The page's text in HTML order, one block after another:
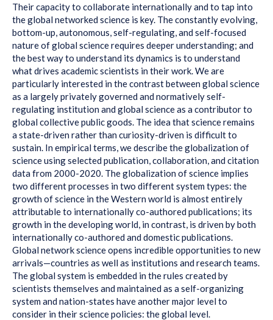
Their capacity to collaborate internationally and to tap into
the global networked science is key. The constantly evolving,
bottom-up, autonomous, self-regulating, and self-focused
nature of global science requires deeper understanding; and
the best way to understand its dynamics is to understand
what drives academic scientists in their work. We are
particularly interested in the contrast between global science
as a largely privately governed and normatively self-
regulating institution and global science as a contributor to
global collective public goods. The idea that science remains
a state-driven rather than curiosity-driven is difficult to
sustain. In empirical terms, we describe the globalization of
science using selected publication, collaboration, and citation
data from 2000-2020. The globalization of science implies
two different processes in two different system types: the
growth of science in the Western world is almost entirely
attributable to internationally co-authored publications; its
growth in the developing world, in contrast, is driven by both
internationally co-authored and domestic publications.
Global network science opens incredible opportunities to new
arrivals—countries as well as institutions and research teams.
The global system is embedded in the rules created by
scientists themselves and maintained as a self-organizing
system and nation-states have another major level to
consider in their science policies: the global level.